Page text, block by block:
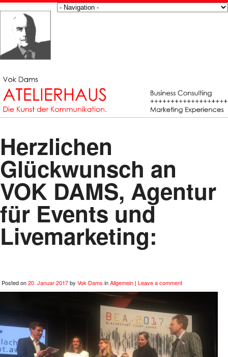
Herzlichen
Glückwunsch an
VOK DAMS, Agentur
für Events und
Livemarketing:
Posted on20. Januar 2017by Vok Dams inAllgemein | Leave a comment